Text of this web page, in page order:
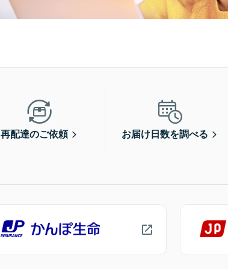
再配達のご依頼 お届け日数を調べる